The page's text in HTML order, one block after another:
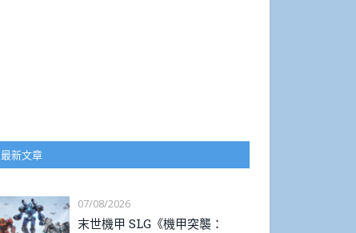
最新文章
07/08/2026
末世機甲 SLG《機甲突襲：